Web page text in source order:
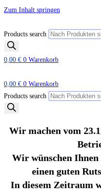
Zum Inhalt springen
Products search
0,00 € 0 Warenkorb
0,00 € 0 Warenkorb
Products search
Wir machen vom
Wir wünschen Ihnen
einen guten
In diesem Zeitraum